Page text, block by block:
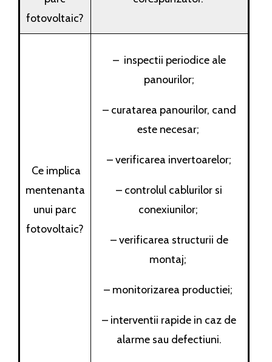
fotovoltaic?
Ce implica
mentenanta
unui parc
fotovoltaic?
– inspectii periodice ale
panourilor;
– curatarea panourilor, cand
este necesar;
– verificarea invertoarelor;
– controlul cablurilor si
conexiunilor;
– verificarea structurii de
montaj;
– monitorizarea productiei;
– interventii rapide in caz de
alarme sau defectiuni.